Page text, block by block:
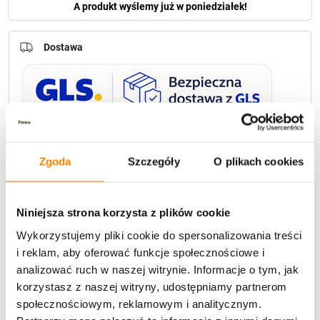
Zgoda Szczegóły O plikach cookies
Niniejsza strona korzysta z plików cookie
Wykorzystujemy pliki cookie do spersonalizowania treści
i reklam, aby oferować funkcje społecznościowe i
analizować ruch w naszej witrynie. Informacje o tym, jak
korzystasz z naszej witryny, udostępniamy partnerom
społecznościowym, reklamowym i analitycznym.
Dostawa
Darmowa dostawa:
od 49 zł
A produkt wyślemy już w poniedziałek!